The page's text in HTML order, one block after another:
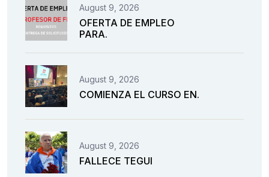
August 9, 2026
OFERTA DE EMPLEO
PARA.
August 9, 2026
COMIENZA EL CURSO EN.
August 9, 2026
FALLECE TEGUI